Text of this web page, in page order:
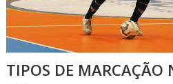
TIPOS DE MARCAÇÃO